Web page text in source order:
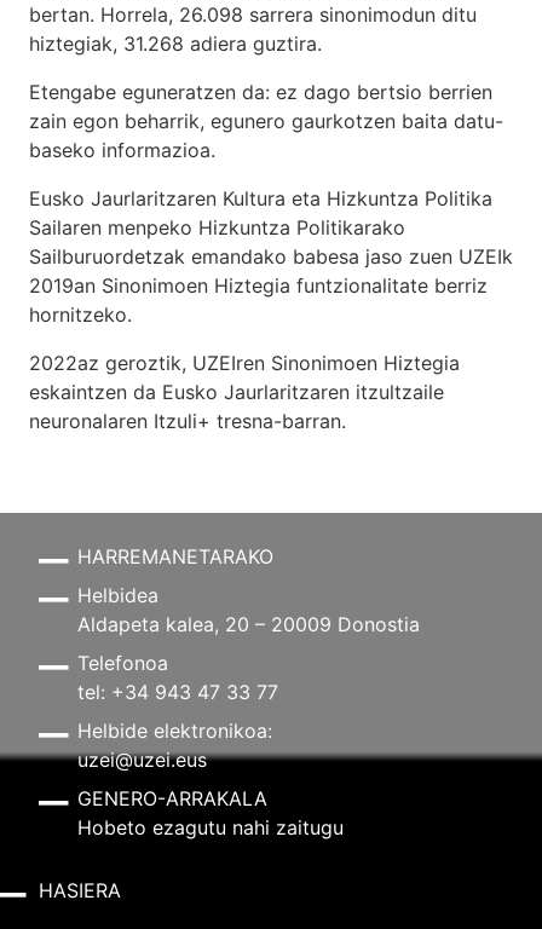
bertan. Horrela, 26.098 sarrera sinonimodun ditu
hiztegiak, 31.268 adiera guztira.
Etengabe eguneratzen da: ez dago bertsio berrien
zain egon beharrik, egunero gaurkotzen baita datu-
baseko informazioa.
Eusko Jaurlaritzaren Kultura eta Hizkuntza Politika
Sailaren menpeko Hizkuntza Politikarako
Sailburuordetzak emandako babesa jaso zuen UZEIk
2019an Sinonimoen Hiztegia funtzionalitate berriz
hornitzeko.
2022az geroztik, UZEIren Sinonimoen Hiztegia
eskaintzen da Eusko Jaurlaritzaren itzultzaile
neuronalaren Itzuli+ tresna-barran.
HARREMANETARAKO
Helbidea
Aldapeta kalea, 20 – 20009 Donostia
Telefonoa
tel: +34 943 47 33 77
Helbide elektronikoa:
uzei@uzei.eus
GENERO-ARRAKALA
Hobeto ezagutu nahi zaitugu
HASIERA